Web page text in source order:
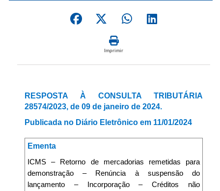
Imprimir
RESPOSTA À CONSULTA TRIBUTÁRIA
28574/2023, de 09 de janeiro de 2024.
Publicada no Diário Eletrônico em 11/01/2024
Ementa
ICMS – Retorno de mercadorias remetidas para
demonstração – Renúncia à suspensão do
lançamento – Incorporação – Créditos não